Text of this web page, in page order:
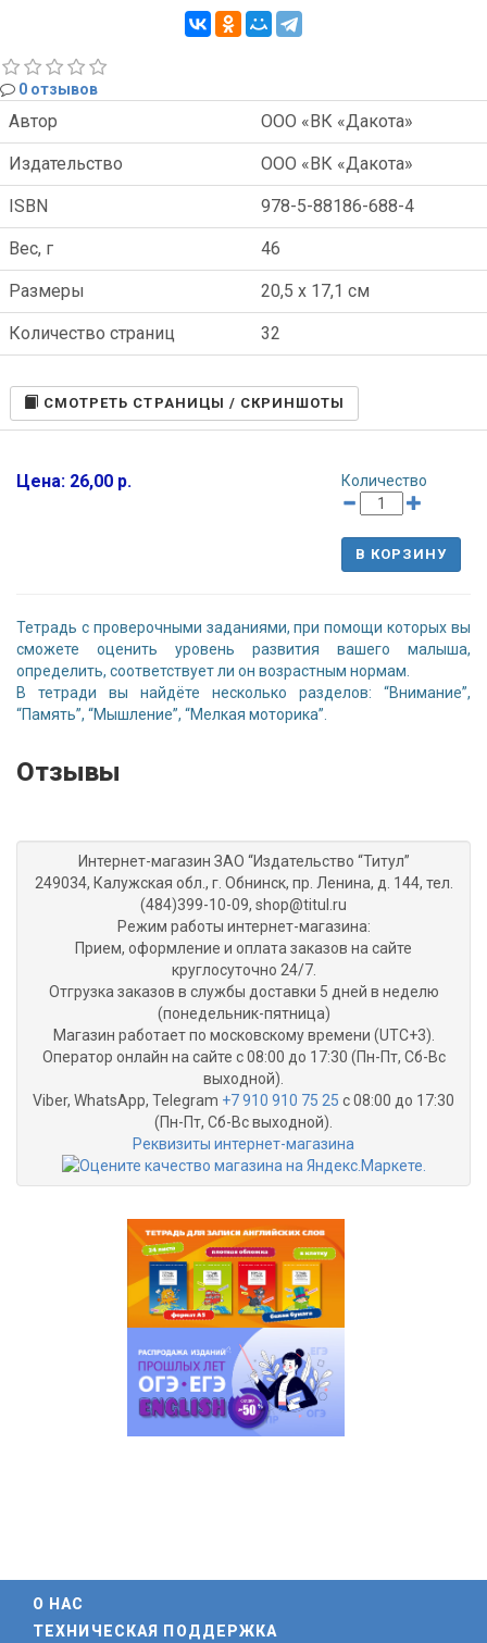
0 отзывов
Автор ООО «ВК «Дакота»
Издательство ООО «ВК «Дакота»
ISBN 978-5-88186-688-4
Вес, г 46
Размеры 20,5 x 17,1 см
Количество страниц 32
CМОТРЕТЬ СТРАНИЦЫ / СКРИНШОТЫ
Цена: 26,00 р. Количество
В КОРЗИНУ
Тетрадь с проверочными заданиями, при помощи которых вы
сможете оценить уровень развития вашего малыша,
определить, соответствует ли он возрастным нормам.
В тетради вы найдёте несколько разделов: “Внимание”,
“Память”, “Мышление”, “Мелкая моторика”.
Отзывы
Интернет-магазин ЗАО “Издательство “Титул”
249034, Калужская обл., г. Обнинск, пр. Ленина, д. 144, тел.
(484)399-10-09, shop@titul.ru
Режим работы интернет-магазина:
Прием, оформление и оплата заказов на сайте
круглосуточно 24/7.
Отгрузка заказов в службы доставки 5 дней в неделю
(понедельник-пятница)
Магазин работает по московскому времени (UTC+3).
Оператор онлайн на сайте с 08:00 до 17:30 (Пн-Пт, Сб-Вс
выходной).
Viber, WhatsApp, Telegram +7 910 910 75 25 с 08:00 до 17:30
(Пн-Пт, Сб-Вс выходной).
Реквизиты интернет-магазина
О НАС
ТЕХНИЧЕСКАЯ ПОДДЕРЖКА